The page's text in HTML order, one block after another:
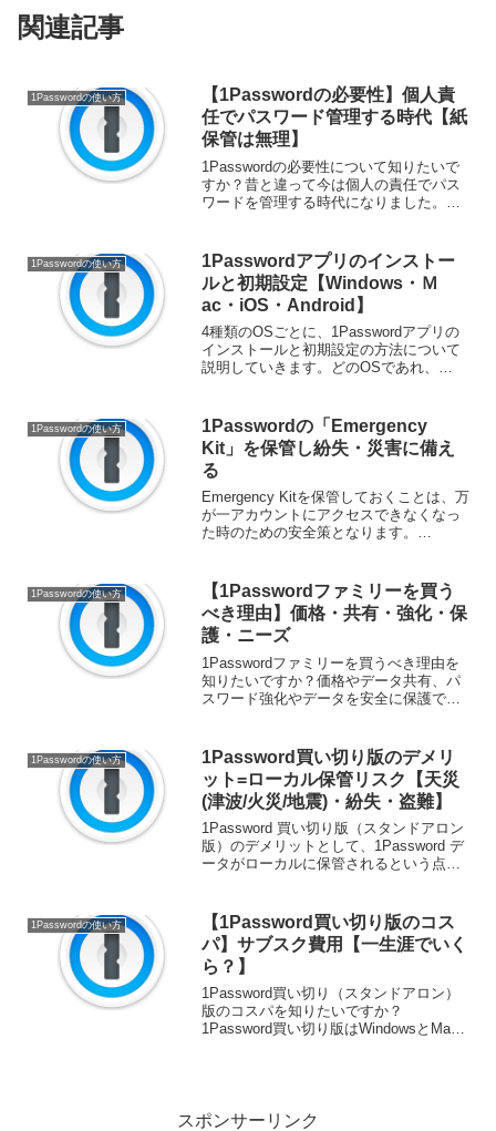
関連記事
1Passwordの使い方
【1Passwordの必要性】個人責
任でパスワード管理する時代【紙
保管は無理】
1Passwordの必要性について知りたいで
すか？昔と違って今は個人の責任でパス
ワードを管理する時代になりました。そ
リティの両立を図ることができる点をご
紹介！1Pas...
1Passwordの使い方
1Passwordアプリのインストー
ルと初期設定【Windows・Ｍ
ac・iOS・Android】
4種類のOSごとに、1Passwordアプリの
インストールと初期設定の方法について
説明していきます。どのOSであれ、
ます。1Password会員になると、1Pa...
1Passwordの使い方
1Passwordの「Emergency
Kit」を保管し紛失・災害に備え
る
Emergency Kitを保管しておくことは、万
が一アカウントにアクセスできなくなっ
た時のための安全策となります。
記載されたPDF文書です。Emerge...
1Passwordの使い方
【1Passwordファミリーを買う
べき理由】価格・共有・強化・保
護・ニーズ
1Passwordファミリーを買うべき理由を
知りたいですか？価格やデータ共有、パ
スワード強化やデータを安全に保護でき
り版との比較を学びたい方必見！
1Password料金...
1Passwordの使い方
1Password買い切り版のデメリ
ット=ローカル保管リスク【天災
(津波/火災/地震)・紛失・盗難】
1Password 買い切り版（スタンドアロン
版）のデメリットとして、1Password デ
ータがローカルに保管されるという点が
保存されているため、パソコンが...
1Passwordの使い方
【1Password買い切り版のコス
パ】サブスク費用【一生涯でいく
ら？】
1Password買い切り（スタンドアロン）
版のコスパを知りたいですか？
1Password買い切り版はWindowsとMac
スポンサーリンク